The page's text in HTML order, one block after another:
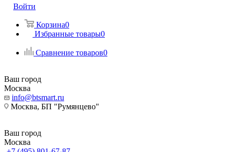
Войти
Корзина0
Избранные товары0
Сравнение товаров0
Ваш город
Москва
info@btsmart.ru
Москва, БП "Румянцево"
Ваш город
Москва